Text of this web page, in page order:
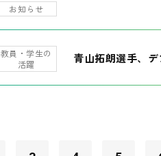
お知らせ
教員・学生の
活躍
青山拓朗選手、